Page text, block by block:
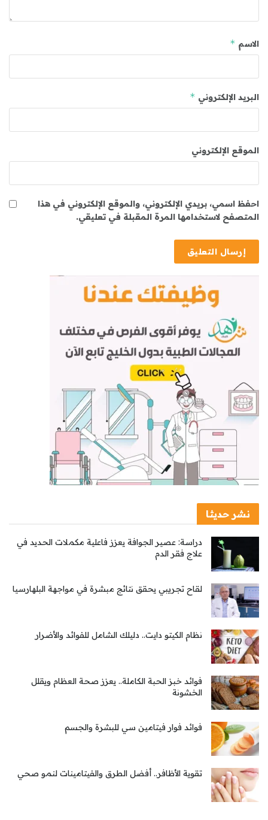
الاسم *
البريد الإلكتروني *
الموقع الإلكتروني
احفظ اسمي، بريدي الإلكتروني، والموقع الإلكتروني في هذا
المتصفح لاستخدامها المرة المقبلة في تعليقي.
نشر حديثا
دراسة: عصير الجوافة يعزز فاعلية مكملات الحديد في
علاج فقر الدم
لقاح تجريبي يحقق نتائج مبشرة في مواجهة البلهارسيا
نظام الكيتو دايت.. دليلك الشامل للفوائد والأضرار
فوائد خبز الحبة الكاملة.. يعزز صحة العظام ويقلل
الخشونة
فوائد فوار فيتامين سي للبشرة والجسم
تقوية الأظافر.. أفضل الطرق والفيتامينات لنمو صحي